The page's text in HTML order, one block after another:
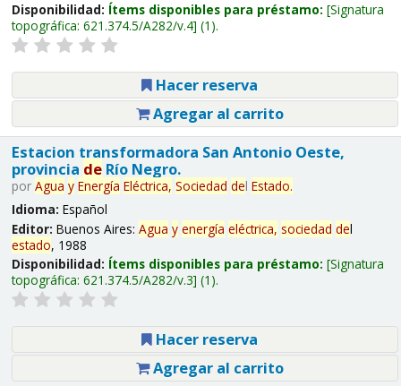
Disponibilidad: Ítems disponibles para préstamo: Signatura
topográfica: 621.374.5/A282/v.4 (1).
Hacer reserva
Agregar al carrito
Estacion transformadora San Antonio Oeste,
provincia deRío Negro.
por Agua y Energía Eléctrica, Sociedad del Estado.
Idioma: Español
Editor: Buenos Aires: Agua y energía eléctrica, sociedad del
estado, 1988
Disponibilidad: Ítems disponibles para préstamo: Signatura
topográfica: 621.374.5/A282/v.3 (1).
Hacer reserva
Agregar al carrito